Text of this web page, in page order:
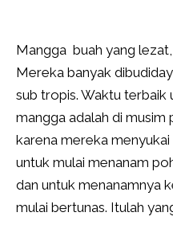
Mangga buah yang
Mereka banyak
sub tropis. Waktu terbaik
mangga adalah di musim
karena mereka menyukai
untuk mulai menanam
dan untuk menanamnya
mulai bertunas. Itulah